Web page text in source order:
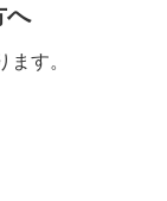
へ
す。